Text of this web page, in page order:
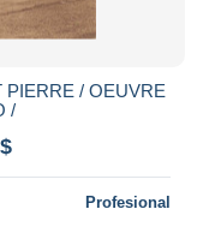
PIERRE / OEUVRE
/
Profesional